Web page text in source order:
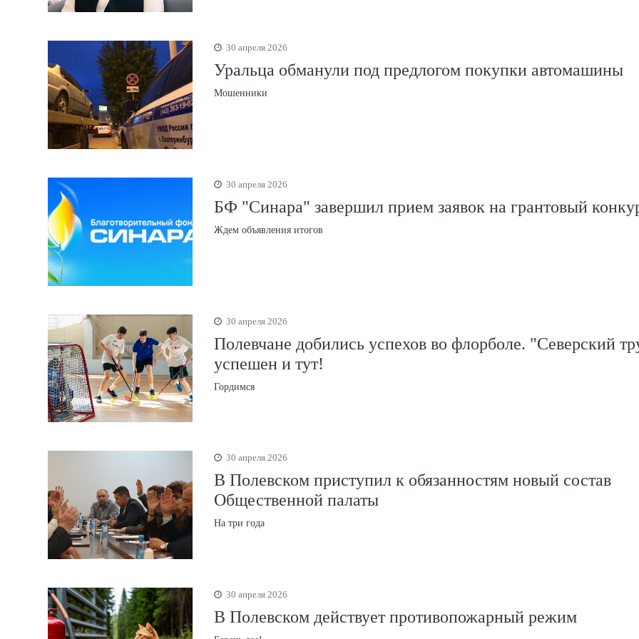
30 апреля 2026
Уральца обманули под предлогом покупки автомашины
Мошенники
30 апреля 2026
БФ "Синара" завершил прием заявок на грантовый
Ждем объявления итогов
30 апреля 2026
Полевчане добились успехов во флорболе. "Северский
успешен и тут!
Гордимся
30 апреля 2026
В Полевском приступил к обязанностям новый состав
Общественной палаты
На три года
30 апреля 2026
В Полевском действует противопожарный режим